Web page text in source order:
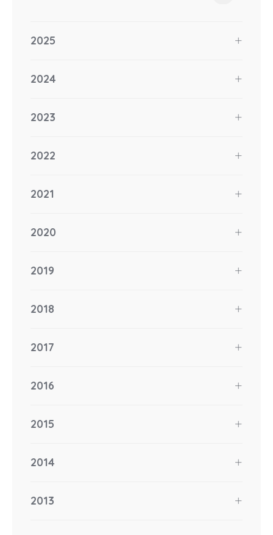
2025
2024
2023
2022
2021
2020
2019
2018
2017
2016
2015
2014
2013